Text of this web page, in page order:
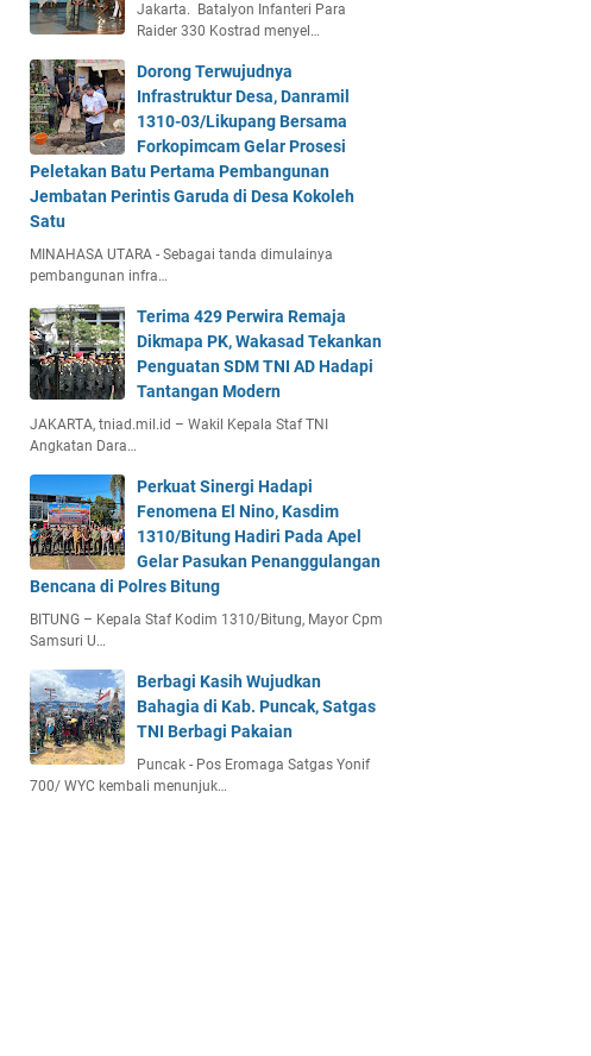
Jakarta. Batalyon Infanteri Para
Raider 330 Kostrad menyel…
Dorong Terwujudnya
Infrastruktur Desa, Danramil
1310-03/Likupang Bersama
Forkopimcam Gelar Prosesi
Peletakan Batu Pertama Pembangunan
Jembatan Perintis Garuda di Desa Kokoleh
Satu
MINAHASA UTARA - Sebagai tanda dimulainya
pembangunan infra…
Terima 429 Perwira Remaja
Dikmapa PK, Wakasad Tekankan
Penguatan SDM TNI AD Hadapi
Tantangan Modern
JAKARTA, tniad.mil.id – Wakil Kepala Staf TNI
Angkatan Dara…
Perkuat Sinergi Hadapi
Fenomena El Nino, Kasdim
1310/Bitung Hadiri Pada Apel
Gelar Pasukan Penanggulangan
Bencana di Polres Bitung
BITUNG – Kepala Staf Kodim 1310/Bitung, Mayor Cpm
Samsuri U…
Berbagi Kasih Wujudkan
Bahagia di Kab. Puncak, Satgas
TNI Berbagi Pakaian
Puncak - Pos Eromaga Satgas Yonif
700/ WYC kembali menunjuk…